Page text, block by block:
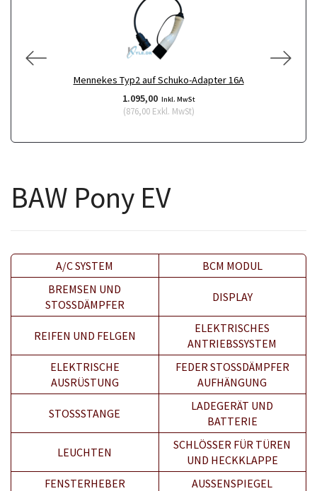
Mennekes Typ2 auf Schuko-Adapter 16A
1.095,00 Inkl. MwSt
(876,00Exkl. MwSt)
BAW Pony EV
A/C SYSTEM
BCM MODUL
BREMSEN UND
STOSSDÄMPFER
DISPLAY
REIFEN UND FELGEN
ELEKTRISCHES
ANTRIEBSSYSTEM
ELEKTRISCHE
AUSRÜSTUNG
FEDER STOSSDÄMPFER A
UFHÄNGUNG
STOSSSTANGE
LADEGERÄT UND
BATTERIE
LEUCHTEN
SCHLÖSSER FÜR TÜREN
UND HECKKLAPPE
FENSTERHEBER
AUSSENSPIEGEL